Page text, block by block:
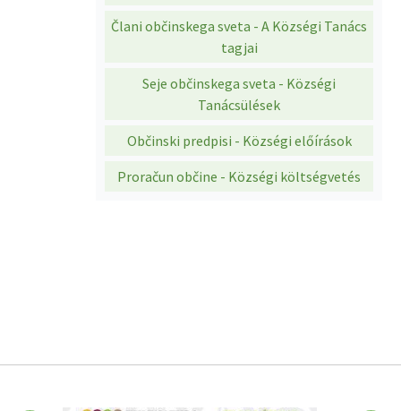
Člani občinskega sveta - A Községi Tanács
tagjai
Seje občinskega sveta - Községi
Tanácsülések
Občinski predpisi - Községi előírások
Proračun občine - Községi költségvetés